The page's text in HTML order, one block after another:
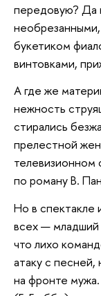
передовую? Да
букетиком
винтовками,
А где же
нежность
стирались
прелестной
по роману В.
Но в спектакле
всех — младший
что лихо
атаку с
на фронте